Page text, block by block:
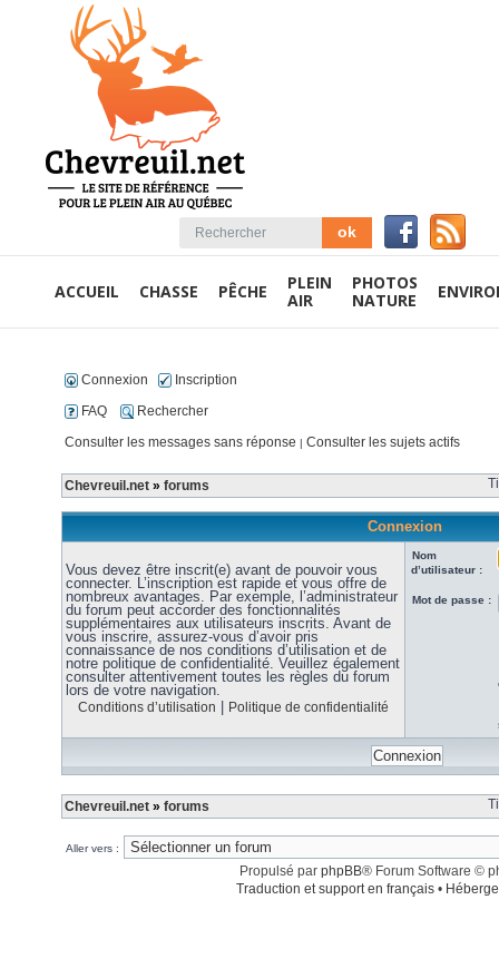
ACCUEIL CHASSE PÊCHE
PLEIN
AIR
PHOTOS
NATURE
Connexion
Inscription
FAQ
Rechercher
Consulter les messages sans réponse | Consulter les sujets actifs
Chevreuil.net » forums
Connexion
Vous devez être inscrit(e) avant de pouvoir vous
connecter. L’inscription est rapide et vous offre de
nombreux avantages. Par exemple, l’administrateur
du forum peut accorder des fonctionnalités
supplémentaires aux utilisateurs inscrits. Avant de
vous inscrire, assurez-vous d’avoir pris
connaissance de nos conditions d’utilisation et de
notre politique de confidentialité. Veuillez également
consulter attentivement toutes les règles du forum
lors de votre navigation.
Conditions d’utilisation Politique de confidentialité
Nom
d’utilisateur :
Mot de passe :
Chevreuil.net » forums
Aller vers :
Propulsé par phpBB® Forum Software ©
Traduction et support en français •